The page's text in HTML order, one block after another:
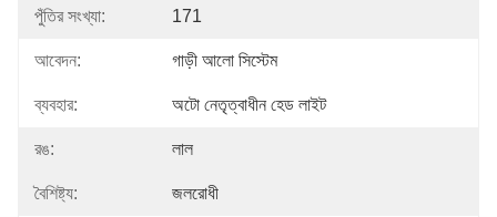
পুঁতির সংখ্যা: 171
আবেদন: গাড়ী আলো সিস্টেম
ব্যবহার: অটো নেতৃত্বাধীন হেড লাইট
রঙ: লাল
বৈশিষ্ট্য: জলরোধী